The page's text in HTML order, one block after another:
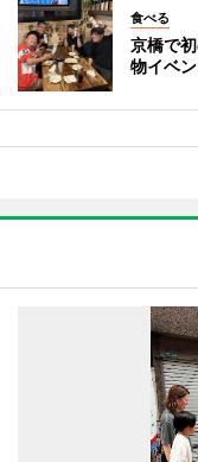
食べる
京橋で
物イベ